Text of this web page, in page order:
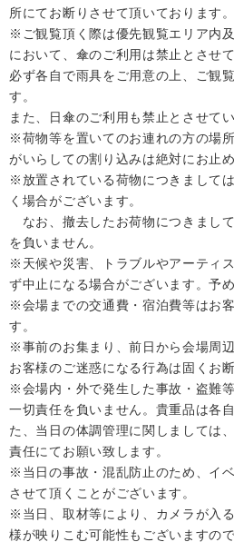
所にてお断りさせて頂いております。
※ご観覧頂く際は優先観覧エリア内
において、傘のご利用は禁止とさせ
必ず各自で雨具をご用意の上、ご観
す。
また、日傘のご利用も禁止とさせて
※荷物等を置いてのお連れの方の場
がいらしての割り込みは絶対にお止め
※放置されている荷物につきまして
く場合がございます。
なお、撤去したお荷物につきまし
を負いません。
※天候や災害、トラブルやアーティ
ず中止になる場合がございます。予
※会場までの交通費・宿泊費等はお
す。
※事前のお集まり、前日から会場周
お客様のご迷惑になる行為は固くお
※会場内・外で発生した事故・盗難
一切責任を負いません。貴重品は各
た、当日の体調管理に関しましては
責任にてお願い致します。
※当日の事故・混乱防止のため、イ
させて頂くことがございます。
※当日、取材等により、カメラが入
様が映りこむ可能性もございますの